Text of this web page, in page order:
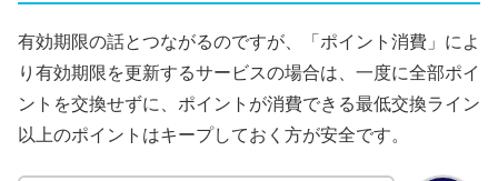
有効期限の話とつながるのですが、「ポイント消費」によ
り有効期限を更新するサービスの場合は、一度に全部ポイ
ントを交換せずに、ポイントが消費できる最低交換ライン
以上のポイントはキープしておく方が安全です。